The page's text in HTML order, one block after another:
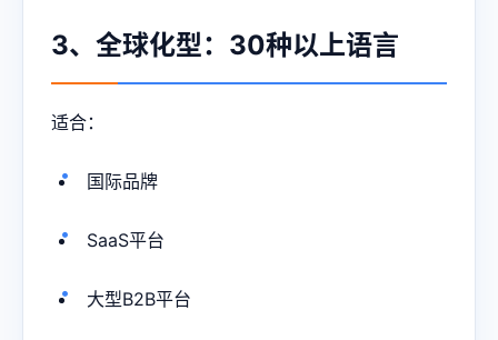
3、全球化型：30种以上语言
适合：
国际品牌
SaaS平台
大型B2B平台